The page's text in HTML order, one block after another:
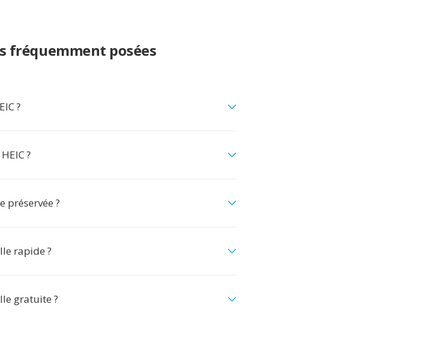
fréquemment posées
?
?
préservée ?
rapide ?
gratuite ?